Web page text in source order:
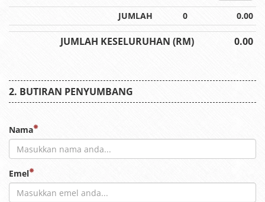
JUMLAH 0 0.00
JUMLAH KESELURUHAN (RM) 0.00
BUTIRAN PENYUMBANG
Nama
Emel